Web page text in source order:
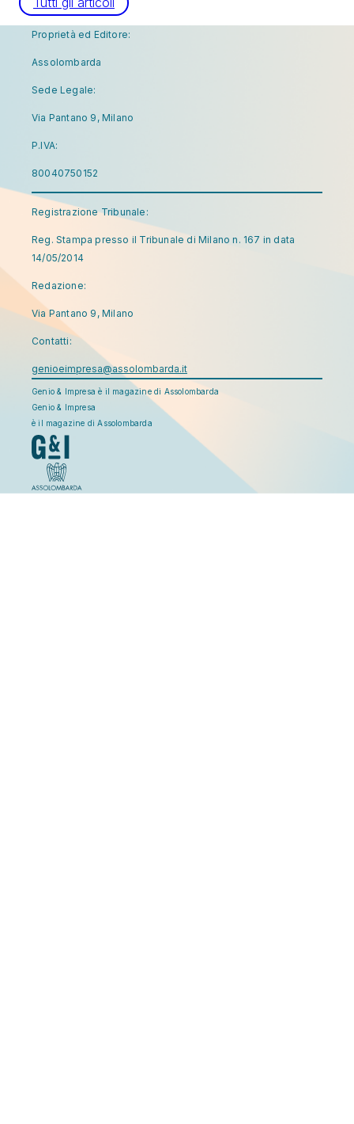
Proprietà ed Editore:
Assolombarda
Sede Legale:
Via Pantano 9, Milano
P.IVA:
80040750152
Registrazione Tribunale:
Reg. Stampa presso il Tribunale di Milano n. 167 in data
14/05/2014
Redazione:
Via Pantano 9, Milano
Contatti:
genioeimpresa@assolombarda.it
Genio & Impresa è il magazine di Assolombarda
Genio & Impresa
è il magazine di Assolombarda